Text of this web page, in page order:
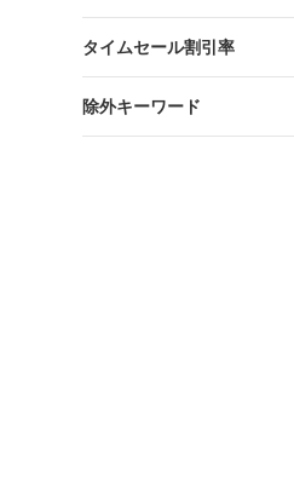
タイムセール割引率
除外キーワード